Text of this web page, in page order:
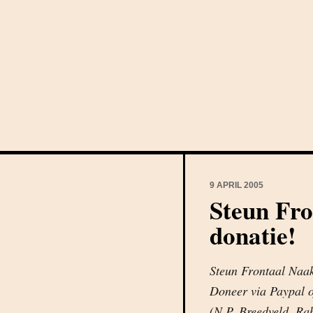
9 APRIL 2005
Steun
donatie!
Steun Frontaal
Doneer via Paypal